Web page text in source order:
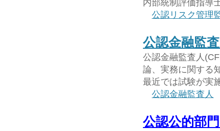
内部統制評価指導
公認リスク管理
公認金融監
公認金融監査人
論、実務に関する
最近では試験が実
公認金融監査人
公認公的部